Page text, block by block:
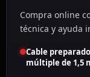
Compra online
técnica y ayuda
Cable preparado
múltiple de 1,5